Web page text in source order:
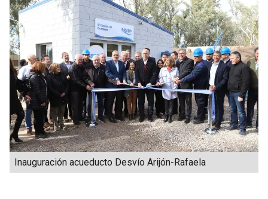
Inauguración acueducto Desvío Arijón-Rafaela